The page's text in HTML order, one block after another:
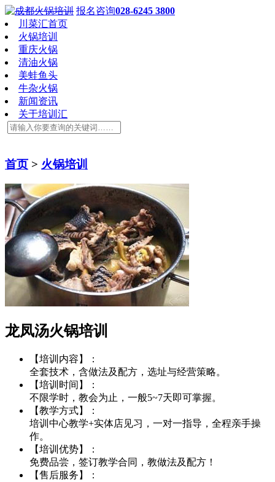
报名咨询028-6245 3800
川菜汇首页
火锅培训
重庆火锅
清油火锅
美蛙鱼头
牛杂火锅
新闻资讯
关于培训汇
首页 > 火锅培训
龙凤汤火锅培训
【培训内容】：
全套技术，含做法及配方，选址与经营策略。
【培训时间】：
不限学时，教会为止，一般5~7天即可掌握。
【教学方式】：
培训中心教学+实体店见习，一对一指导，全程亲手操
作。
【培训优势】：
免费品尝，签订教学合同，教做法及配方！
【售后服务】：